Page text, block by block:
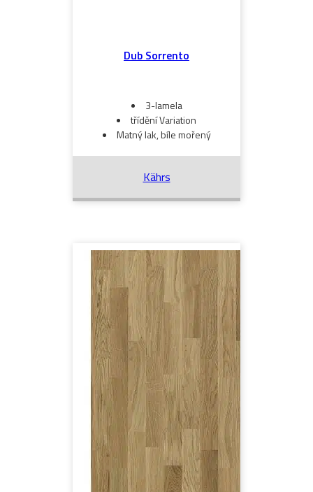
Dub Sorrento
3-lamela
třídění Variation
Matný lak, bíle mořený
Kährs